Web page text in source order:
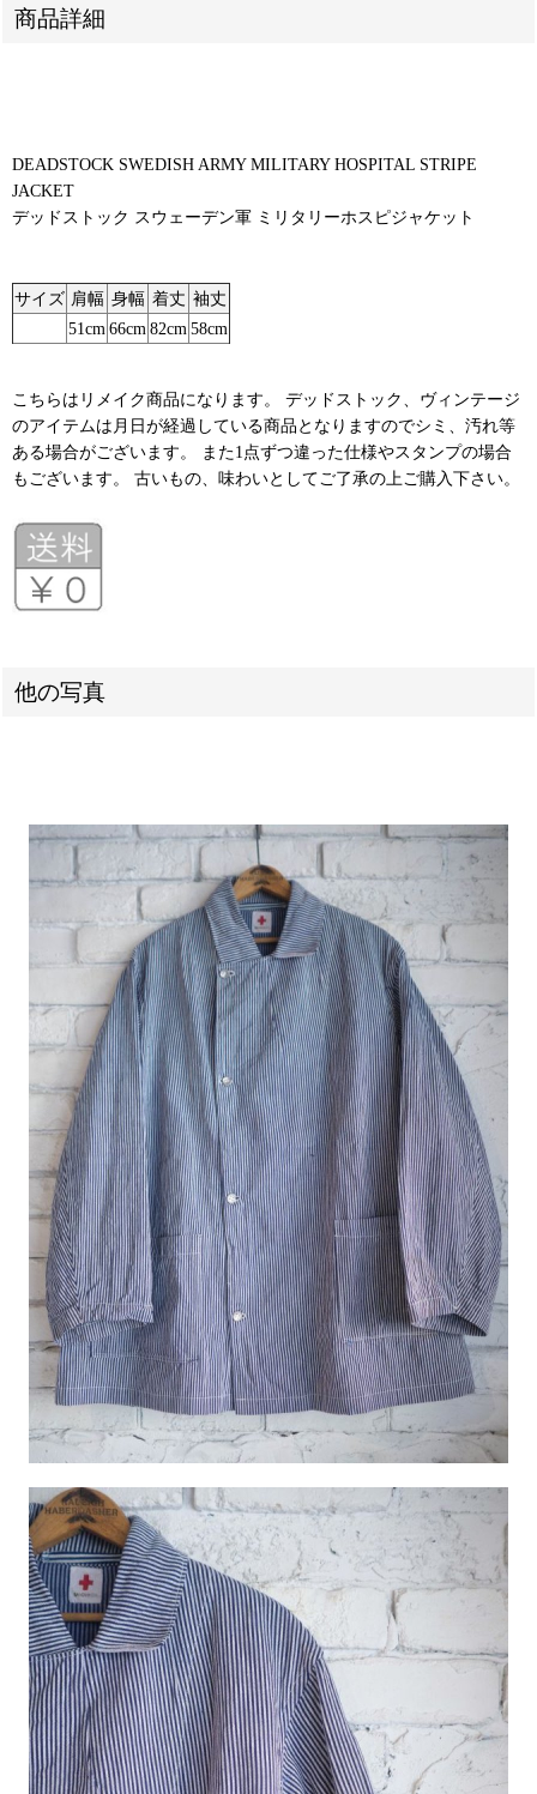
商品詳細
DEADSTOCK SWEDISH ARMY MILITARY HOSPITAL STRIPE
JACKET
デッドストック スウェーデン軍 ミリタリーホスピジャケット
サイズ 肩幅 身幅 着丈 袖丈
51cm 66cm 82cm 58cm
こちらはリメイク商品になります。 デッドストック、ヴィンテージ
のアイテムは月日が経過している商品となりますのでシミ、汚れ等
ある場合がございます。 また1点ずつ違った仕様やスタンプの場合
もございます。 古いもの、味わいとしてご了承の上ご購入下さい。
他の写真